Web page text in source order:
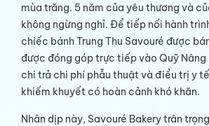
mùa trăng. 5 năm của yêu thương và
không ngừng nghỉ. Để tiếp nối hành
chiếc bánh Trung Thu Savouré được
được đóng góp trực tiếp vào Quỹ Nâng
chi trả chi phí phẫu thuật và điều trị y
khiếm khuyết có hoàn cảnh khó khăn.
Nhân dịp này, Savouré Bakery trân